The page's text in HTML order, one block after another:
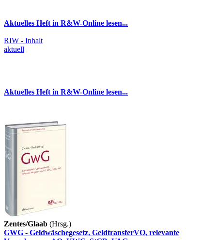
Aktuelles Heft in R&W-Online lesen...
RIW - Inhalt
aktuell
Aktuelles Heft in R&W-Online lesen...
Zentes/Glaab (Hrsg.)
GWG - Geldwäschegesetz, GeldtransferVO, relevante